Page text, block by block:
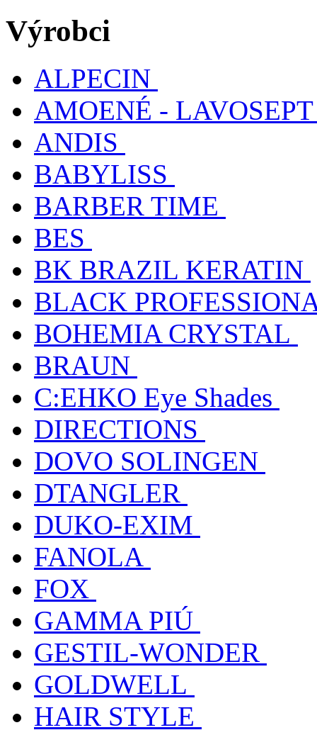
Výrobci
ALPECIN
AMOENÉ - LAVOSEPT
ANDIS
BABYLISS
BARBER TIME
BES
BK BRAZIL KERATIN
BLACK
BOHEMIA CRYSTAL
BRAUN
C:EHKO Eye Shades
DIRECTIONS
DOVO SOLINGEN
DTANGLER
DUKO-EXIM
FANOLA
FOX
GAMMA PIÚ
GESTIL-WONDER
GOLDWELL
HAIR STYLE